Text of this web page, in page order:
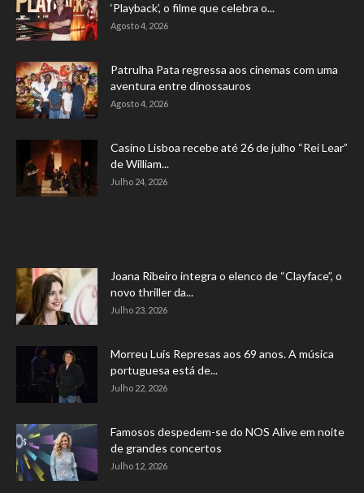
‘Playback’, o filme que celebra o...
Agosto 4, 2026
Patrulha Pata regressa aos cinemas com uma
aventura entre dinossauros
Agosto 4, 2026
Casino Lisboa recebe até 26 de julho “Rei Lear”
de William...
Julho 24, 2026
Joana Ribeiro integra o elenco de “Clayface”, o
novo thriller da...
Julho 23, 2026
Morreu Luís Represas aos 69 anos. A música
portuguesa está de...
Julho 22, 2026
Famosos despedem-se do NOS Alive em noite
de grandes concertos
Julho 12, 2026